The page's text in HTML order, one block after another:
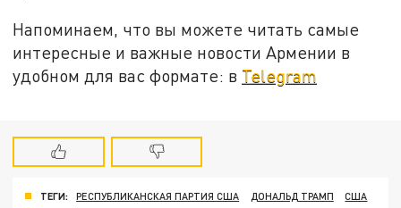
Напоминаем, что вы можете читать самые
интересные и важные новости Армении в
удобном для вас формате: в Telegram
ТЕГИ: РЕСПУБЛИКАНСКАЯ ПАРТИЯ США ДОНАЛЬД ТРАМП
США